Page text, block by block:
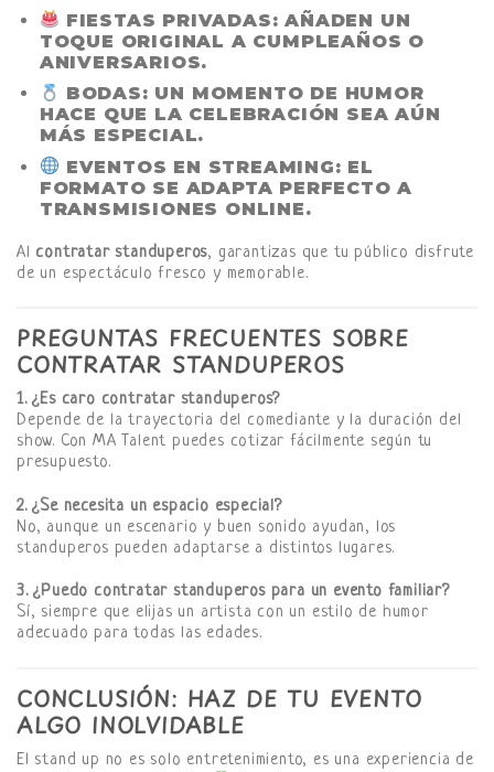
FIESTAS PRIVADAS: AÑADEN UN
TOQUE ORIGINAL A CUMPLEAÑOS O
ANIVERSARIOS.
BODAS: UN MOMENTO DE HUMOR
HACE QUE LA CELEBRACIÓN SEA AÚN
MÁS ESPECIAL.
EVENTOS EN STREAMING: EL
FORMATO SE ADAPTA PERFECTO A
TRANSMISIONES ONLINE.
Al contratar standuperos, garantizas que tu público disfrute
de un espectáculo fresco y memorable.
PREGUNTAS FRECUENTES SOBRE
CONTRATAR STANDUPEROS
1. ¿Es caro contratar standuperos?
Depende de la trayectoria del comediante y la duración del
show. Con MA Talent puedes cotizar fácilmente según tu
presupuesto.
2. ¿Se necesita un espacio especial?
No, aunque un escenario y buen sonido ayudan, los
standuperos pueden adaptarse a distintos lugares.
3. ¿Puedo contratar standuperos para un evento familiar?
Sí, siempre que elijas un artista con un estilo de humor
adecuado para todas las edades.
CONCLUSIÓN: HAZ DE TU EVENTO
ALGO INOLVIDABLE
El stand up no es solo entretenimiento, es una experiencia de